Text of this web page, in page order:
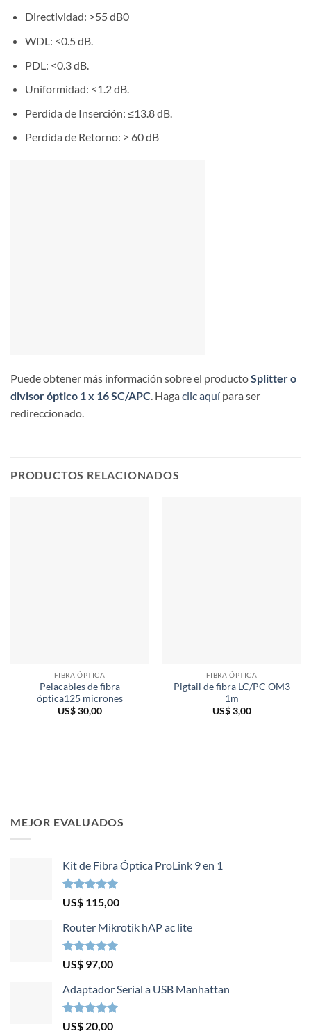
Directividad: >55 dB0
WDL: <0.5 dB.
PDL: <0.3 dB.
Uniformidad: <1.2 dB.
Perdida de Inserción: ≤13.8 dB.
Perdida de Retorno: > 60 dB
Puede obtener más información sobre el productoSplitter o
divisor óptico 1 x 16 SC/APC. Haga clic aquí para ser
redireccionado.
PRODUCTOS RELACIONADOS
FIBRA ÓPTICA
Pelacables de fibra
óptica125 micrones
US$30,00
FIBRA ÓPTICA
Pigtail de fibra LC/PC OM3
1m
US$3,00
MEJOR EVALUADOS
Kit de Fibra Óptica ProLink 9 en 1
Valorado en
5.00 de 5
US$ 115,00
Router Mikrotik hAP ac lite
Valorado en
5.00 de 5
US$ 97,00
Adaptador Serial a USB Manhattan
Valorado en
US$ 20,00